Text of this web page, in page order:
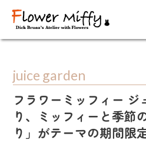
juice garden
フラワーミッフィー ジ
り、ミッフィーと季節
り」がテーマの期間限